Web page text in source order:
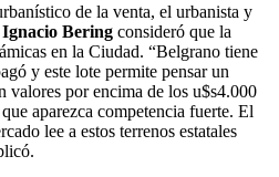
de la venta, el urbanista y
Ignacio Bering consideró que la
en la Ciudad. “Belgrano tiene
y este lote permite pensar un
valores por encima de los u$s4.000
aparezca competencia fuerte. El
lee a estos terrenos estatales